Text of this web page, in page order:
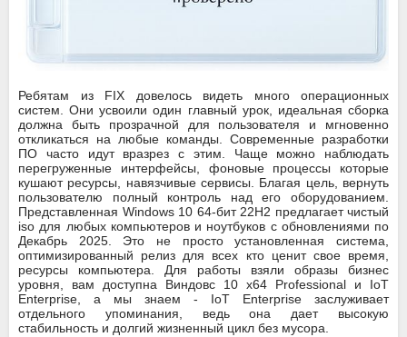
Ребятам из FIX довелось видеть много операционных
систем. Они усвоили один главный урок, идеальная сборка
должна быть прозрачной для пользователя и мгновенно
откликаться на любые команды. Современные разработки
ПО часто идут вразрез с этим. Чаще можно наблюдать
перегруженные интерфейсы, фоновые процессы которые
кушают ресурсы, навязчивые сервисы. Благая цель, вернуть
пользователю полный контроль над его оборудованием.
Представленная Windows 10 64-бит 22H2 предлагает чистый
iso для любых компьютеров и ноутбуков с обновлениями по
Декабрь 2025. Это не просто установленная система,
оптимизированный релиз для всех кто ценит свое время,
ресурсы компьютера. Для работы взяли образы бизнес
уровня, вам доступна Виндовс 10 x64 Professional и IoT
Enterprise, а мы знаем - IoT Enterprise заслуживает
отдельного упоминания, ведь она дает высокую
стабильность и долгий жизненный цикл без мусора.